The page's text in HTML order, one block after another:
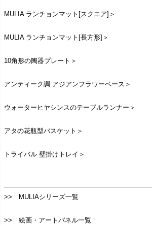
MULIA ランチョンマット[スクエア]＞
MULIA ランチョンマット[長方形]＞
10角形の陶器プレート＞
アンティーク調 アジアンフラワーベース＞
ウォーターヒヤシンスのテーブルランナー＞
アタの花瓶型バスケット＞
トライバル 壁掛けトレイ＞
>> MULIAシリーズ一覧
>> 絵画・アートパネル一覧